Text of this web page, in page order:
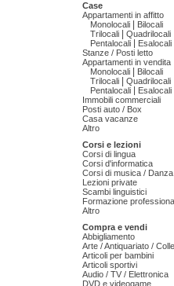
Case
Appartamenti in affitto
Monolocali
Bilocali
Trilocali
Quadrilocali
Pentalocali
Esalocali
Stanze / Posti letto
Appartamenti in vendita
Monolocali
Bilocali
Trilocali
Quadrilocali
Pentalocali
Esalocali
Immobili commerciali
Posti auto / Box
Casa vacanze
Altro
Corsi e lezioni
Corsi di lingua
Corsi d'informatica
Corsi di musica /
Lezioni private
Scambi linguistici
Formazione
Altro
Compra e vendi
Abbigliamento
Arte / Antiquariato /
Articoli per bambini
Articoli sportivi
Audio / TV / Elettronica
DVD e videogame